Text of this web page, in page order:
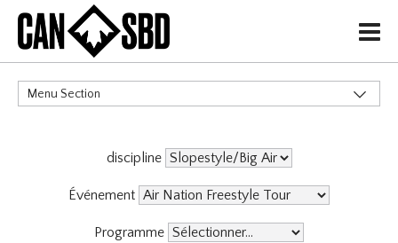
H
Menu Section
discipline
Événement
Programme